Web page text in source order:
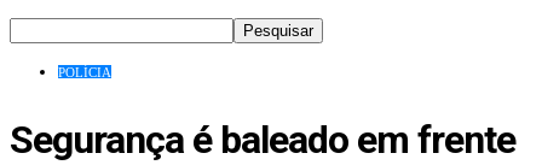
POLÍCIA
Segurança é baleado em frente